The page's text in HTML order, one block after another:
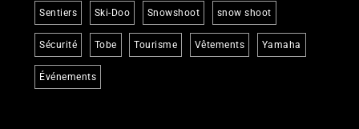
Sentiers Ski-Doo Snowshoot snow shoot
Sécurité Tobe Tourisme Vêtements Yamaha
Événements